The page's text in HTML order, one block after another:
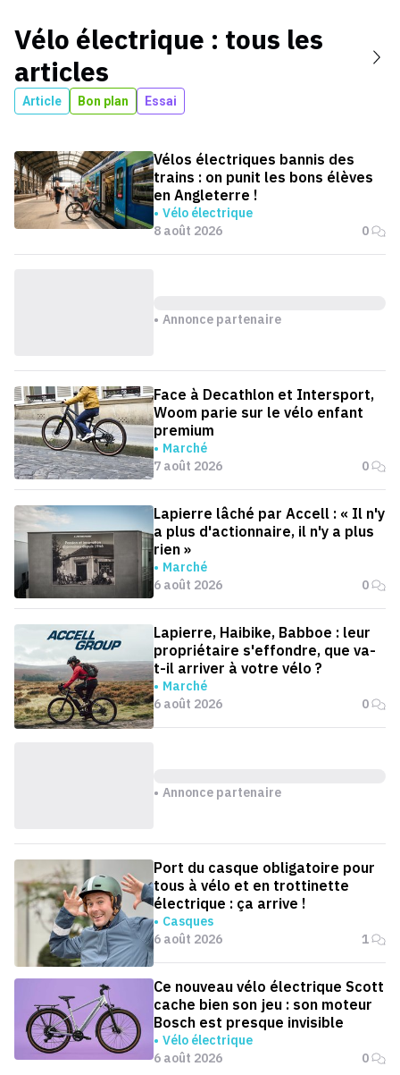
Vélo électrique : tous les
articles
Article Bon plan Essai
Vélos électriques bannis des
trains : on punit les bons élèves
en Angleterre !
Vélo électrique
8 août 2026
0
Annonce partenaire
Face à Decathlon et Intersport,
Woom parie sur le vélo enfant
premium
Marché
7 août 2026
0
Lapierre lâché par Accell : « Il n'y
a plus d'actionnaire, il n'y a plus
rien »
Marché
6 août 2026
0
Lapierre, Haibike, Babboe : leur
propriétaire s'effondre, que va-
t-il arriver à votre vélo ?
Marché
6 août 2026
0
Annonce partenaire
Port du casque obligatoire pour
tous à vélo et en trottinette
électrique : ça arrive !
Casques
6 août 2026
1
Ce nouveau vélo électrique Scott
cache bien son jeu : son moteur
Bosch est presque invisible
Vélo électrique
6 août 2026
0